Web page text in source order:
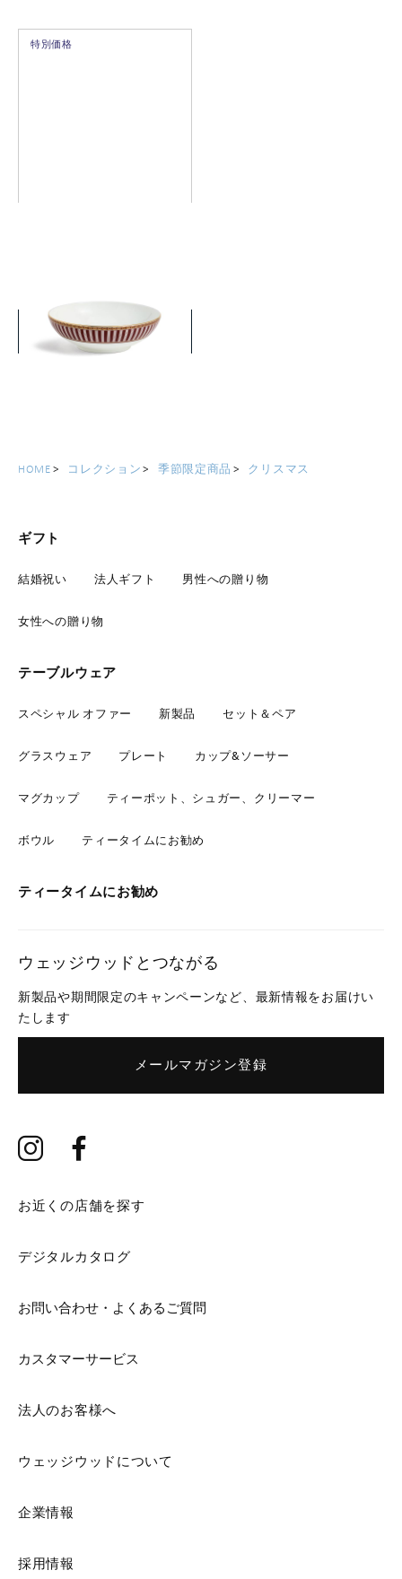
特別価格
詳細を見る
HOME コレクション 季節限定商品 クリスマス
ギフト
結婚祝い 法人ギフト 男性への贈り物
女性への贈り物
テーブルウェア
スペシャル オファー 新製品 セット＆ペア
グラスウェア プレート カップ&ソーサー
マグカップ ティーポット、シュガー、クリーマー
ボウル ティータイムにお勧め
ティータイムにお勧め
ウェッジウッドとつながる
新製品や期間限定のキャンペーンなど、最新情報をお届けい
たします
メールマガジン登録
お近くの店舗を探す
デジタルカタログ
お問い合わせ・よくあるご質問
カスタマーサービス
法人のお客様へ
ウェッジウッドについて
企業情報
採用情報